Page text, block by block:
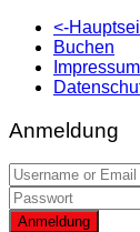
<-
Buchen
Impressum
Anmeldung
Anmeldung